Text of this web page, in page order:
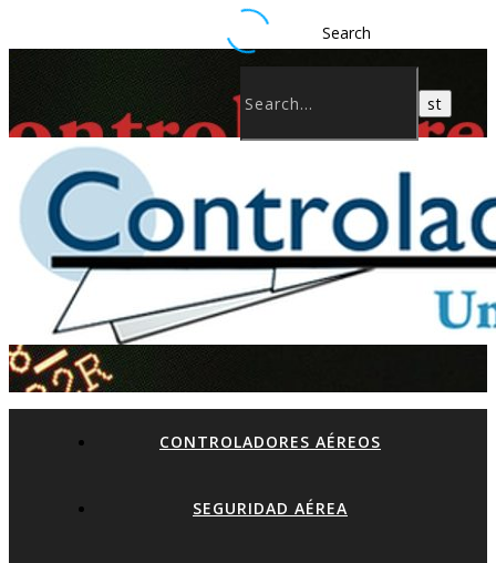
Search
CONTROLADORES AÉREOS
SEGURIDAD AÉREA